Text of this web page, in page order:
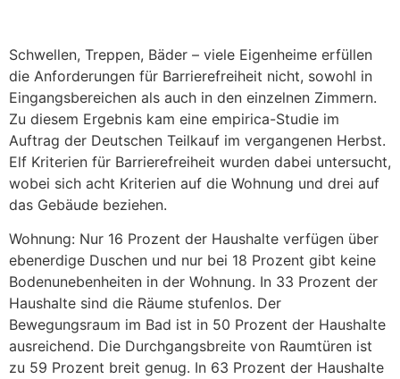
Schwellen, Treppen, Bäder – viele Eigenheime erfüllen
die Anforderungen für Barrierefreiheit nicht, sowohl in
Eingangsbereichen als auch in den einzelnen Zimmern.
Zu diesem Ergebnis kam eine empirica-Studie im
Auftrag der Deutschen Teilkauf im vergangenen Herbst.
Elf Kriterien für Barrierefreiheit wurden dabei untersucht,
wobei sich acht Kriterien auf die Wohnung und drei auf
das Gebäude beziehen.
Wohnung: Nur 16 Prozent der Haushalte verfügen über
ebenerdige Duschen und nur bei 18 Prozent gibt keine
Bodenunebenheiten in der Wohnung. In 33 Prozent der
Haushalte sind die Räume stufenlos. Der
Bewegungsraum im Bad ist in 50 Prozent der Haushalte
ausreichend. Die Durchgangsbreite von Raumtüren ist
zu 59 Prozent breit genug. In 63 Prozent der Haushalte